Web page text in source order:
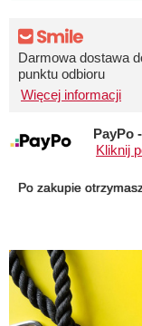
Darmowa dostawa
punktu odbioru
Więcej informacji
PayPo
Kliknij
Po zakupie